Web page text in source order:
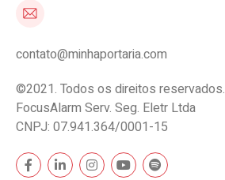
contato@minhaportaria.com
©2021. Todos os direitos reservados.
FocusAlarm Serv. Seg. Eletr Ltda
CNPJ: 07.941.364/0001-15